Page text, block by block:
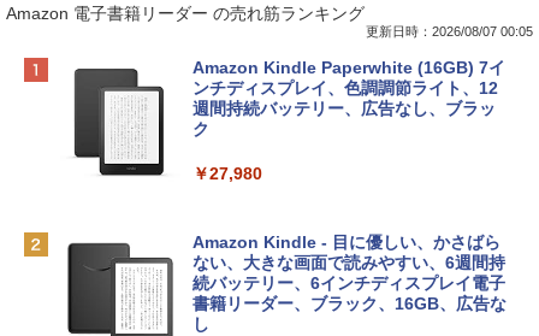
Apple 2026 MacBook Neo A18 Proチッ
プ搭載13インチノートブック：AIとAppl
e Intelligence、Liquid Retinaディスプ
レイ、8GBメモリ、512GB SSD、1080p
ィゴ + 3年延長 AppleCare+ for 13インチ
￥162,598
tomtoc 360°保護 15.6 16インチ パソコ
ンケース Dell NEC Lavie ASUS HP dyna
Robloxギフトカード - 800 Robux 【限
定バーチャルアイテムを含む】 【オンラ
インゲームコード】 ロブロックス | オン
ラインコード版
￥1,300
Robloxギフトカード - 2,000 Robux 【限
定バーチャルアイテムを含む】 【オンラ
インゲームコード】 ロブロックス | オン
ラインコード版
生成AIパスポート公式テキスト 第４版
￥1,766
出す プロンプトの言葉 AI画像生成シリー
ズ (はぴーイラストLabo)
￥480
Amazon 電子書籍リーダー の売れ筋ランキング
更新日時：2026/08/07 00:05
Amazon Kindle Paperwhite (16GB) 7イ
ンチディスプレイ、色調調節ライト、12
週間持続バッテリー、広告なし、ブラッ
ク
￥27,980
Amazon Kindle - 目に優しい、かさばら
ない、大きな画面で読みやすい、6週間持
続バッテリー、6インチディスプレイ電子
書籍リーダー、ブラック、16GB、広告な
し